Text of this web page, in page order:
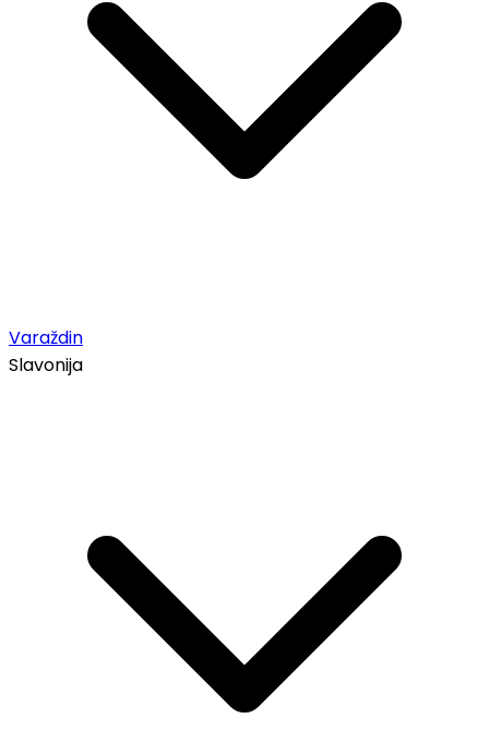
Varaždin
Slavonija